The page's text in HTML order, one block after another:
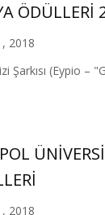
ÖDÜLLERİ
2018
Şarkısı (Eypio –
2018